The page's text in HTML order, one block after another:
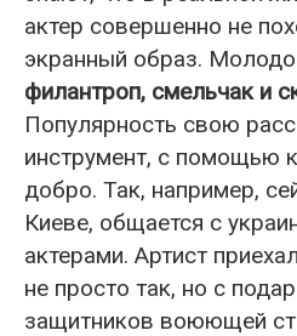
актер совершенно не
экранный образ.
филантроп, смельчак и
Популярность свою
инструмент, с помощью
добро. Так, например,
Киеве, общается с
актерами. Артист
не просто так, но с
защитников воюющей